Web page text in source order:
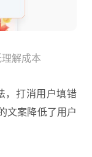
解成本
，打消用户填错
文案降低了用户